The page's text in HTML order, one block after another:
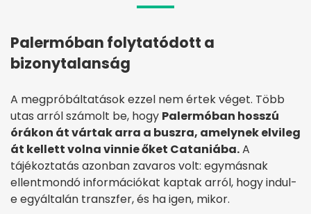
Palermóban folytatódott a
bizonytalanság
A megpróbáltatások ezzel nem értek véget. Több
utas arról számolt be, hogy Palermóban hosszú
órákon át vártak arra a buszra, amelynek elvileg
át kellett volna vinnie őket Cataniába.A
tájékoztatás azonban zavaros volt: egymásnak
ellentmondó információkat kaptak arról, hogy indul-
e egyáltalán transzfer, és ha igen, mikor.